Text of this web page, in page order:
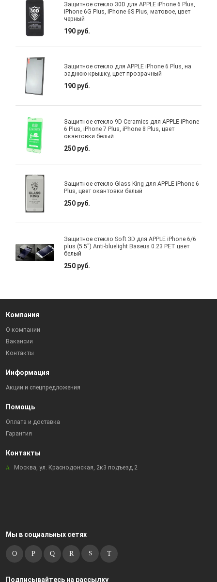
Защитное стекло 30D для APPLE iPhone 6 Plus,
iPhone 6G Plus, iPhone 6S Plus, матовое, цвет
черный
190 руб.
Защитное стекло для APPLE iPhone 6 Plus, на
заднюю крышку, цвет прозрачный
190 руб.
Защитное стекло 9D Ceramics для APPLE iPhone
6 Plus, iPhone 7 Plus, iPhone 8 Plus, цвет
окантовки белый
250 руб.
Защитное стекло Glass King для APPLE iPhone 6
Plus, цвет окантовки белый
250 руб.
Защитное стекло Soft 3D для APPLE iPhone 6/6
plus (5.5") Anti-bluelight Baseus 0.23 PET цвет
белый
250 руб.
Компания
О компании
Вакансии
Контакты
Информация
Акции и спецпредложения
Помощь
Оплата и доставка
Гарантия
Контакты
Москва, ул. Краснодонская, 2к3 подъезд 2
Мы в социальных сетях
Подписывайтесь на рассылку